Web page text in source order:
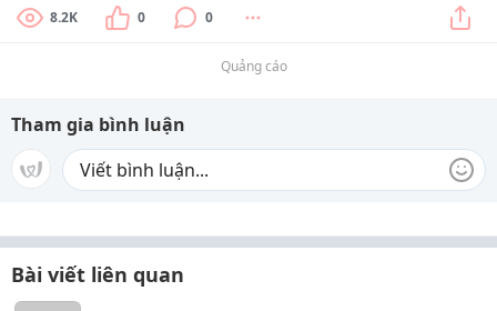
8.2K 0 0
Quảng cáo
Tham gia bình luận
Bài viết liên quan